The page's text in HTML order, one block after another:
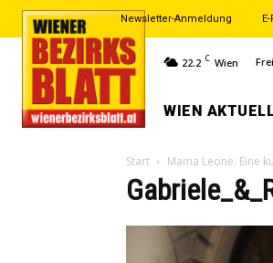
Newsletter-Anmeldung
22.2 C Wien
WIEN
Start Mama Leone: Eine